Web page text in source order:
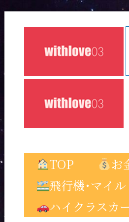
TOP お
飛行機･マイル
ハイクラスカ